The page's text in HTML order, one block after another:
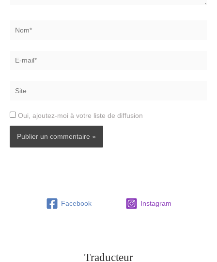
mail*
Oui, ajoutez-moi à votre liste de diffusion
Facebook Instagram
Traducteur